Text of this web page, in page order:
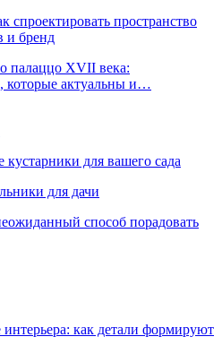
спроектировать пространство
и бренд
палаццо XVII века:
которые актуальны и…
для вашего сада
для дачи
способ порадовать
как детали формируют